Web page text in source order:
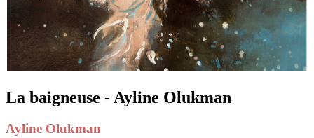
La baigneuse - Ayline Olukman
Ayline Olukman